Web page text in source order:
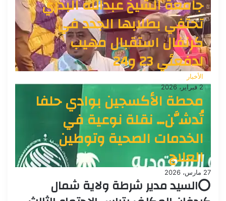
جامعة الشيخ عبدالله البدري
تحتفي بطلابها الجدد في
كرنفال استقبال مهيب
لدفعتَي 23 و24
الأخبار
2 فبراير، 2026
محطة الأكسجين بوادي حلفا
تُدشَّن… نقلة نوعية في
الخدمات الصحية وتوطين
العلاج
27 مارس، 2026
⭕السيد مدير شرطة ولاية شمال